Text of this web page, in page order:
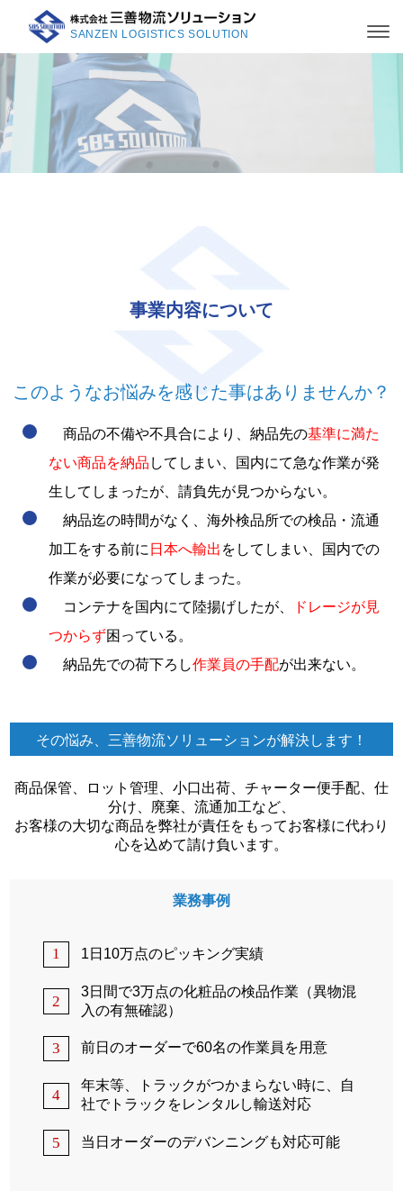
SANZEN LOGISTICS SOLUTION
事業内容について
このようなお悩みを感じた事はありませんか？
商品の不備や不具合により、納品先の基準に満た
ない商品を納品 してしまい、国内にて急な作業が発
生してしまったが、請負先が見つからない。
納品迄の時間がなく、海外検品所での検品・流通
加工をする前に 日本へ輸出 をしてしまい、国内での
作業が必要になってしまった。
コンテナを国内にて陸揚げしたが、
ドレージが見
つからず困っている。
納品先での荷下ろし作業員の手配が出来ない。
その悩み、三善物流ソリューションが解決します！
商品保管、ロット管理、小口出荷、チャーター便手配、仕
分け、廃棄、流通加工など、
お客様の大切な商品を弊社が責任をもってお客様に代わり
心を込めて請け負います。
業務事例
1 1日10万点のピッキング実績
2
3日間で3万点の化粧品の検品作業（異物混
入の有無確認）
3 前日のオーダーで60名の作業員を用意
4
年末等、トラックがつかまらない時に、自
社でトラックをレンタルし輸送対応
5 当日オーダーのデバンニングも対応可能